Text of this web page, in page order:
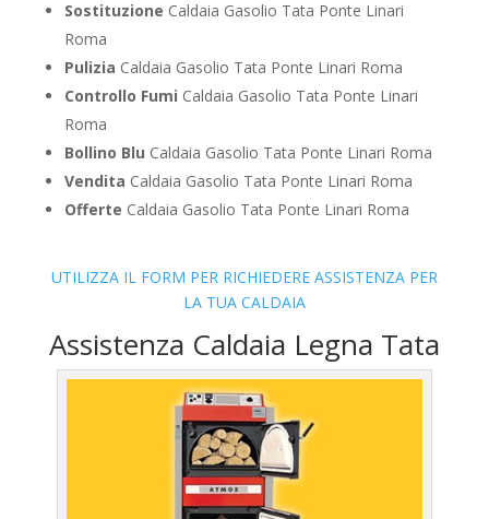
Sostituzione Caldaia Gasolio Tata Ponte Linari
Roma
Pulizia Caldaia Gasolio Tata Ponte Linari Roma
Controllo Fumi Caldaia Gasolio Tata Ponte Linari
Roma
Bollino Blu Caldaia Gasolio Tata Ponte Linari Roma
Vendita Caldaia Gasolio Tata Ponte Linari Roma
Offerte Caldaia Gasolio Tata Ponte Linari Roma
UTILIZZA IL FORM PER RICHIEDERE ASSISTENZA PER
LA TUA CALDAIA
Assistenza Caldaia Legna Tata